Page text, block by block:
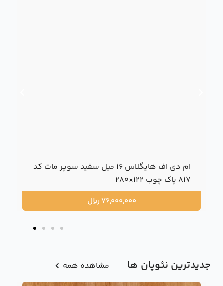
ام دی اف هایگلاس 16 میل سفید سوپر مات کد
817 پاک چوب 122×280
76,000,000 ریال
جدیدترین نئوپان ها مشاهده همه